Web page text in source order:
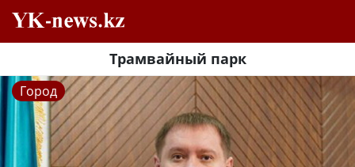
Трамвайный парк
Город